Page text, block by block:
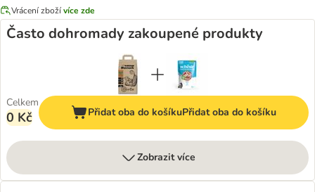
Vrácení zbožívíce zde
Často dohromady zakoupené produkty
Celkem
0 Kč Přidat oba do košíkuPřidat oba do košíku
Zobrazit více